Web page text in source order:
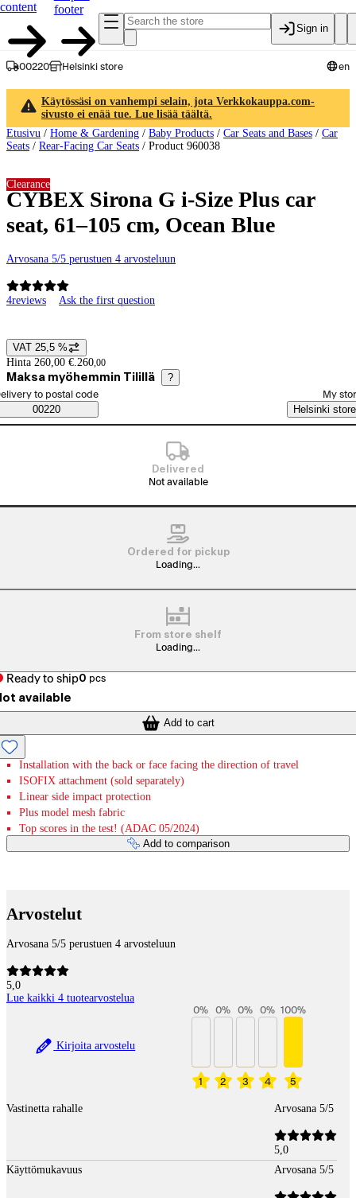
content
footer
Sign in
00220 Helsinki store en
Käytössäsi on vanhempi selain, jota Verkkokauppa.com-
sivusto ei enää tue. Lue lisää täältä.
Etusivu / Home & Gardening / Baby Products / Car Seats and Bases / Car
Seats / Rear-Facing Car Seats / Product 960038
CYBEX Sirona G i-Size Plus car
seat, 61–105 cm, Ocean Blue
Arvosana 5/5 perustuen 4 arvosteluun
4reviews Ask the first question
Clearance
Price details
VAT 25,5 %
Hinta 260,00 €. 260,00
Maksa myöhemmin Tilillä ?
Saatavuustiedot
order method
to postal code
00220
My
Helsinki store
Delivered
Not available
Ordered for pickup
Loading...
From store shelf
Loading...
Ready to ship0 pcs
available
Add to cart
Installation with the back or face facing the direction of travel
ISOFIX attachment (sold separately)
Linear side impact protection
Plus model mesh fabric
Top scores in the test! (ADAC 05/2024)
Add to comparison
Arvostelut
Arvosana 5/5 perustuen 4 arvosteluun
5,0
Lue kaikki 4 tuotearvostelua
Kirjoita arvostelu
1
0%
2
0%
3
0%
4
0%
5
100%
Vastinetta rahalle Arvosana 5/5
5,0
Käyttömukavuus
Arvosana 5/5